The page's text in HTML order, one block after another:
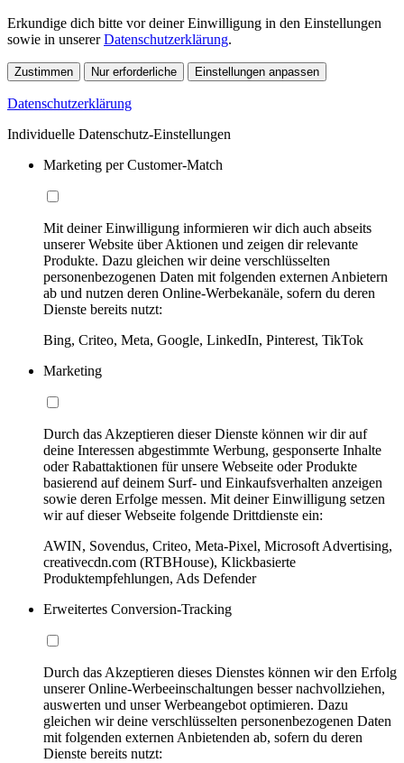
Erkundige dich bitte vor deiner Einwilligung in den Einstellungen
sowie in unsererDatenschutzerklärung.
Zustimmen Nur erforderliche Einstellungen anpassen
Datenschutzerklärung
Individuelle Datenschutz-Einstellungen
Marketing per Customer-Match
Mit deiner Einwilligung informieren wir dich auch abseits
unserer Website über Aktionen und zeigen dir relevante
Produkte. Dazu gleichen wir deine verschlüsselten
personenbezogenen Daten mit folgenden externen Anbietern
ab und nutzen deren Online-Werbekanäle, sofern du deren
Dienste bereits nutzt:
Bing, Criteo, Meta, Google, LinkedIn, Pinterest, TikTok
Marketing
Durch das Akzeptieren dieser Dienste können wir dir auf
deine Interessen abgestimmte Werbung, gesponserte Inhalte
oder Rabattaktionen für unsere Webseite oder Produkte
basierend auf deinem Surf- und Einkaufsverhalten anzeigen
sowie deren Erfolge messen. Mit deiner Einwilligung setzen
wir auf dieser Webseite folgende Drittdienste ein:
AWIN, Sovendus, Criteo, Meta-Pixel, Microsoft Advertising,
creativecdn.com (RTBHouse), Klickbasierte
Produktempfehlungen, Ads Defender
Erweitertes Conversion-Tracking
Durch das Akzeptieren dieses Dienstes können wir den Erfolg
unserer Online-Werbeeinschaltungen besser nachvollziehen,
auswerten und unser Werbeangebot optimieren. Dazu
gleichen wir deine verschlüsselten personenbezogenen Daten
mit folgenden externen Anbietenden ab, sofern du deren
Dienste bereits nutzt: